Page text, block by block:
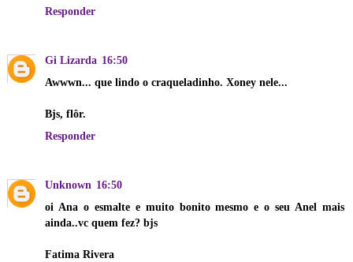
Responder
Gi Lizarda 16:50
Awwwn... que lindo o craqueladinho. Xoney nele...
Bjs, flôr.
Responder
Unknown 16:50
oi Ana o esmalte e muito bonito mesmo e o seu Anel mais
ainda..vc quem fez? bjs
Fatima Rivera